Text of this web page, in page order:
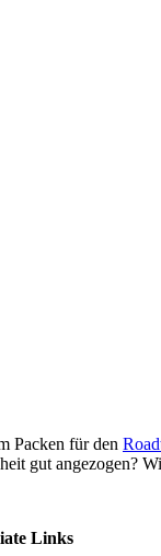
Packen für den
gut angezogen?
Links